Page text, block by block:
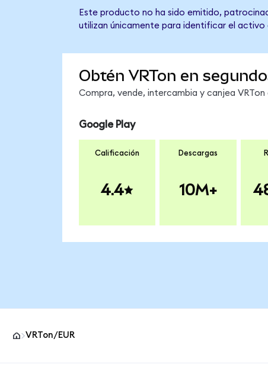
Este producto no ha sido emitido,
utilizan únicamente para identificar el
Obtén VRTon en
Compra, vende, intercambia y canjea
Google Play
Calificación
4.4
Descargas
10M+
VRTon/EUR